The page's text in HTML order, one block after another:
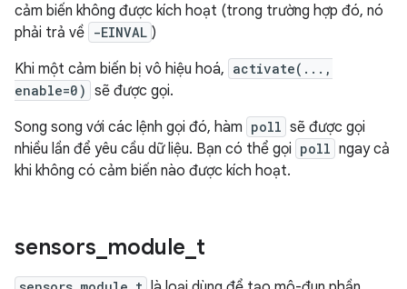
cảm biến không được kích hoạt (trong trường hợp đó, nó
phải trả về -EINVAL )
Khi một cảm biến bị vô hiệu hoá, activate(...,
enable=0) sẽ được gọi.
Song song với các lệnh gọi đó, hàm poll sẽ được gọi
nhiều lần để yêu cầu dữ liệu. Bạn có thể gọi poll ngay cả
khi không có cảm biến nào được kích hoạt.
sensors module t